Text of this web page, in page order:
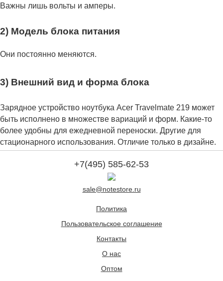
Важны лишь вольты и амперы.
2) Модель блока питания
Они постоянно меняются.
3) Внешний вид и форма блока
Зарядное устройство ноутбука Acer Travelmate 219 может
быть исполнено в множестве вариаций и форм. Какие-то
более удобны для ежедневной переноски. Другие для
стационарного использования. Отличие только в дизайне.
+7(495) 585-62-53
sale@notestore.ru
Политика
Пользовательское соглашение
Контакты
О нас
Оптом